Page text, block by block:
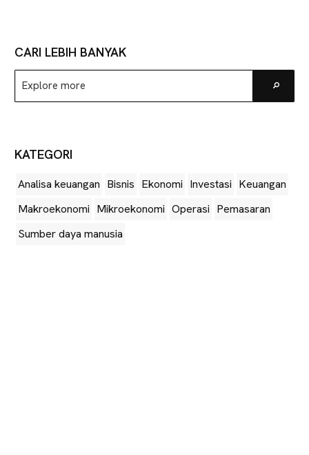
CARI LEBIH BANYAK
Explore
more
KATEGORI
Analisa keuangan Bisnis Ekonomi Investasi Keuangan
Makroekonomi Mikroekonomi Operasi Pemasaran
Sumber daya manusia